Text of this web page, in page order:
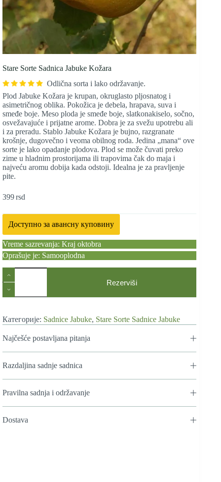
Stare Sorte Sadnica Jabuke Kožara
Odlična sorta i lako održavanje.
Plod Jabuke Kožara je krupan, okruglasto pljosnatog i
asimetričnog oblika. Pokožica je debela, hrapava, suva i
smeđe boje. Meso ploda je smeđe boje, slatkonakiselo, sočno,
osvežavajuće i prijatne arome. Dobra je za svežu upotrebu ali
i za preradu. Stablo Jabuke Kožara je bujno, razgranate
krošnje, dugovečno i veoma obilnog roda. Jedina „mana“ ove
sorte je lako opadanje plodova. Plod se može čuvati preko
zime u hladnim prostorijama ili trapovima čak do maja i
najveću aromu dobija kada odstoji. Idealna je za pravljenje
pite.
399rsd
Доступно за авансну куповину
Vreme sazrevanja: Kraj oktobra
Oprašuje je: Samooplodna
Stare
Sadnica
Jabuke
Rezerviši
Категорије: Sadnice Jabuke, Stare Sorte Sadnice Jabuke
Najčešće postavljana pitanja
Razdaljina sadnje sadnica
Pravilna sadnja i održavanje
Dostava